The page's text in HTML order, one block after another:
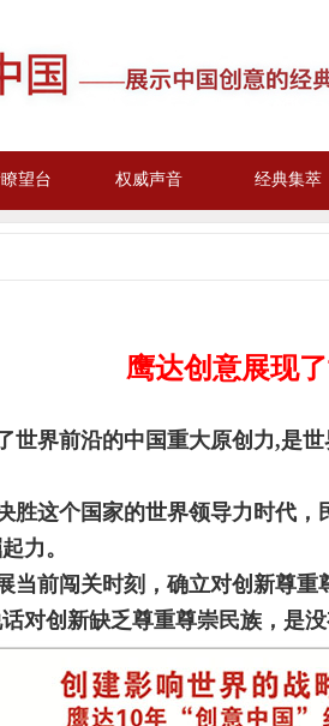
望台 权威声音 经典集萃
鹰达创意展现
世界前沿的中国重大原创力,是
胜这个国家的世界领导力时代
力。
当前闯关时刻，确立对创新尊
对创新缺乏尊重尊崇民族，是